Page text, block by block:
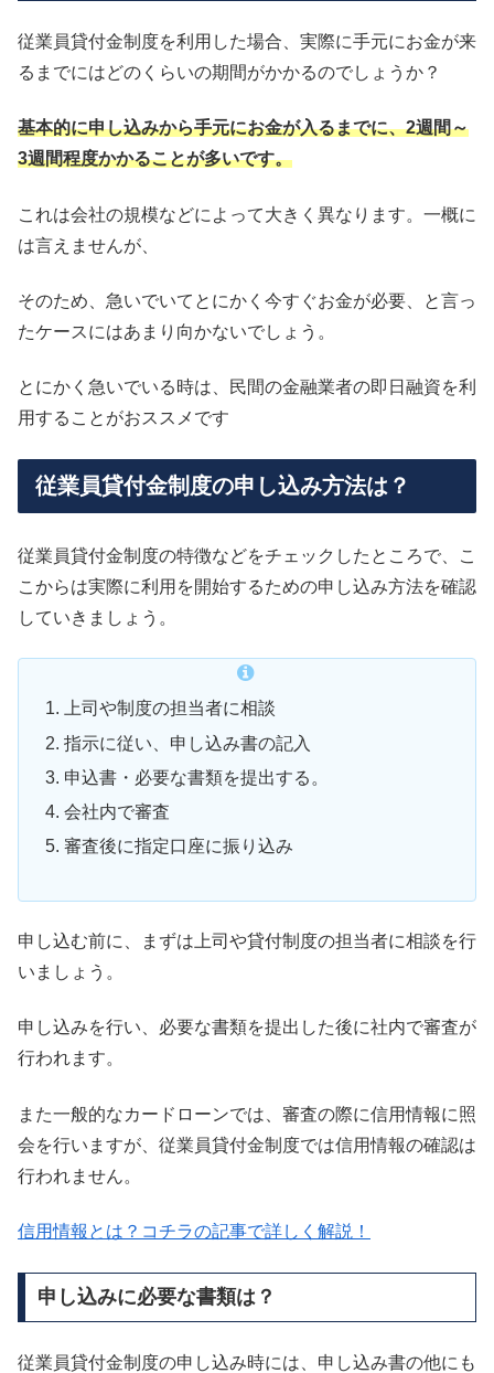
従業員貸付金制度を利用した場合、実際に手元にお金が来
るまでにはどのくらいの期間がかかるのでしょうか？
基本的に申し込みから手元にお金が入るまでに、2週間～
3週間程度かかることが多いです。
これは会社の規模などによって大きく異なります。一概に
は言えませんが、
そのため、急いでいてとにかく今すぐお金が必要、と言っ
たケースにはあまり向かないでしょう。
とにかく急いでいる時は、民間の金融業者の即日融資を利
用することがおススメです
従業員貸付金制度の申し込み方法は？
従業員貸付金制度の特徴などをチェックしたところで、こ
こからは実際に利用を開始するための申し込み方法を確認
していきましょう。
上司や制度の担当者に相談
指示に従い、申し込み書の記入
申込書・必要な書類を提出する。
会社内で審査
審査後に指定口座に振り込み
申し込む前に、まずは上司や貸付制度の担当者に相談を行
いましょう。
申し込みを行い、必要な書類を提出した後に社内で審査が
行われます。
また一般的なカードローンでは、審査の際に信用情報に照
会を行いますが、従業員貸付金制度では信用情報の確認は
行われません。
信用情報とは？コチラの記事で詳しく解説！
申し込みに必要な書類は？
従業員貸付金制度の申し込み時には、申し込み書の他にも